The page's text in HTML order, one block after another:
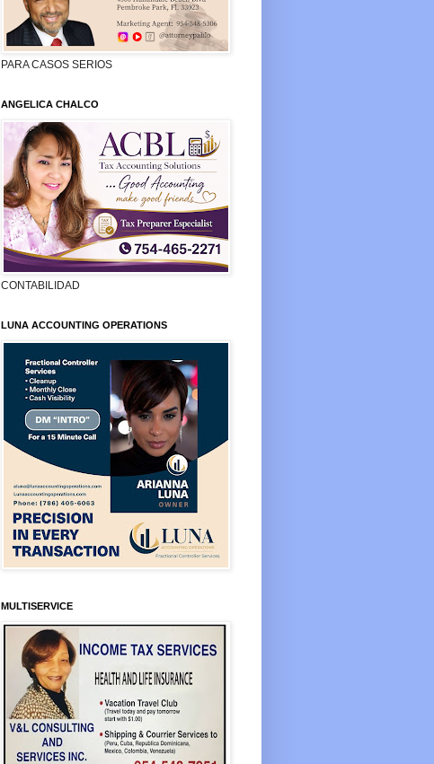
PARA CASOS SERIOS
ANGELICA CHALCO
CONTABILIDAD
LUNA ACCOUNTING OPERATIONS
MULTISERVICE